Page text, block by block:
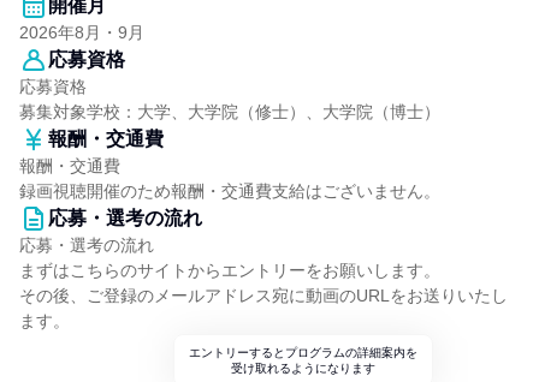
開催月
2026年8月・9月
応募資格
応募資格
募集対象学校：大学、大学院（修士）、大学院（博士）
報酬・交通費
報酬・交通費
録画視聴開催のため報酬・交通費支給はございません。
応募・選考の流れ
応募・選考の流れ
まずはこちらのサイトからエントリーをお願いします。
その後、ご登録のメールアドレス宛に動画のURLをお送りいたし
ます。
エントリーするとプログラムの詳細案内を
受け取れるようになります